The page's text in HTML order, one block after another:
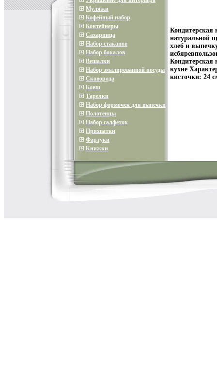
Муляжи
Кофейный набор
Контейнеры
Сахарница
Набор стаканов
Набор бокалов
Вешалки
Набор эмалированной посуды
Сковорода
Ковш
Тарелки
Набор формочек для выпечки
Полотенцы
Набор салфеток
Прихватки
Фартуки
Книжки
Кондитерская
натуральной
хлеб и
кухне
кисточки: 24